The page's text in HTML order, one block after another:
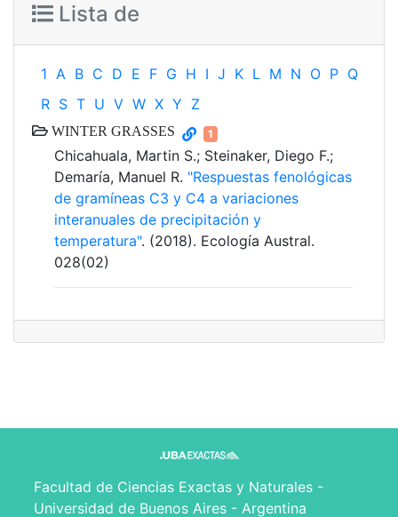
Lista de
1 A B C D E F G H I J K L M N O P Q
R S T U V W X Y Z
WINTER GRASSES 1
Chicahuala, Martin S.; Steinaker, Diego F.;
Demaría, Manuel R. "Respuestas fenológicas
de gramíneas C3 y C4 a variaciones
interanuales de precipitación y
temperatura". (2018). Ecología Austral.
028(02)
Facultad de Ciencias Exactas y Naturales -
Universidad de Buenos Aires - Argentina